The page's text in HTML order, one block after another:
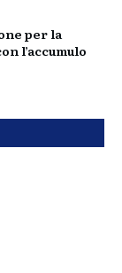
per la
l’accumulo